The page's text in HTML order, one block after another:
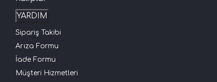
YARDIM
Sipariş Takibi
Arıza Formu
İade Formu
Müşteri Hizmetleri